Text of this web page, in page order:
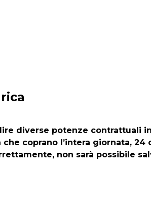
diverse potenze contrattuali
coprano l’intera giornata, 24
non sarà possibile